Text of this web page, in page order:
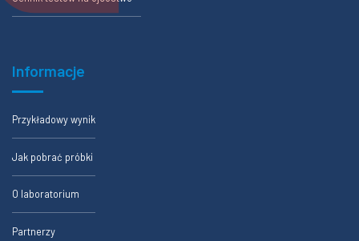
Informacje
Przykładowy wynik
Jak pobrać próbki
O laboratorium
Partnerzy